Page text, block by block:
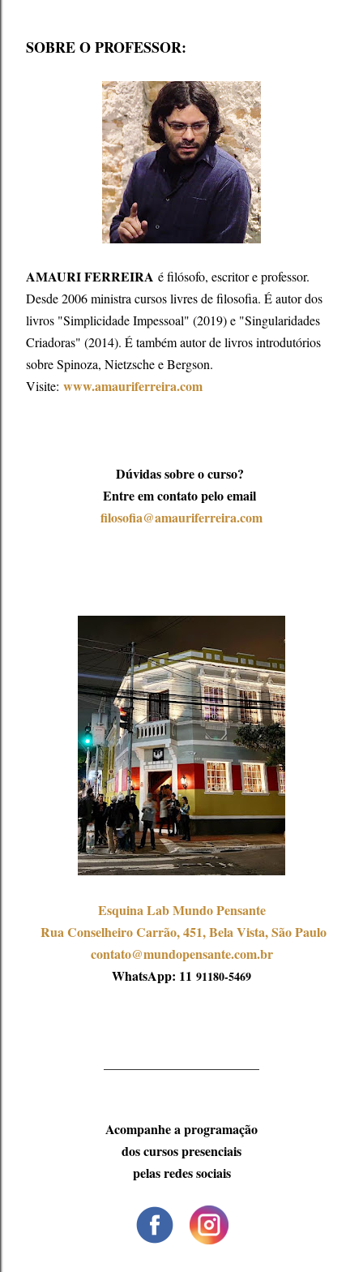
SOBRE O PROFESSOR:
AMAURI FERREIRA é filósofo, escritor e professor.
Desde 2006 ministra cursos livres de filosofia. É autor dos
livros "Simplicidade Impessoal" (2019) e "Singularidades
Criadoras" (2014). É também autor de livros introdutórios
sobre Spinoza, Nietzsche e Bergson.
Visite: www.amauriferreira.com
Dúvidas sobre o curso?
Entre em contato pelo email
filosofia@amauriferreira.com
Esquina Lab Mundo Pensante
Rua Conselheiro Carrão, 451, Bela Vista, São Paulo
contato@mundopensante.com.br
WhatsApp: 11 91180-5469
Acompanhe a programação
dos cursos presenciais
pelas redes sociais